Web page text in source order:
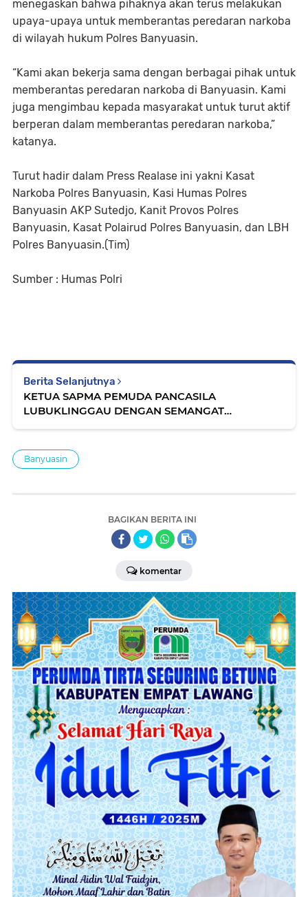
menegaskan bahwa pihaknya akan terus melakukan
upaya-upaya untuk memberantas peredaran narkoba
di wilayah hukum Polres Banyuasin.
“Kami akan bekerja sama dengan berbagai pihak untuk
memberantas peredaran narkoba di Banyuasin. Kami
juga mengimbau kepada masyarakat untuk turut aktif
berperan dalam memberantas peredaran narkoba,”
katanya.
Turut hadir dalam Press Realase ini yakni Kasat
Narkoba Polres Banyuasin, Kasi Humas Polres
Banyuasin AKP Sutedjo, Kanit Provos Polres
Banyuasin, Kasat Polairud Polres Banyuasin, dan LBH
Polres Banyuasin.(Tim)
Sumber : Humas Polri
Berita Selanjutnya
KETUA SAPMA PEMUDA PANCASILA
LUBUKLINGGAU DENGAN SEMANGAT
Banyuasin
BAGIKAN BERITA INI
komentar